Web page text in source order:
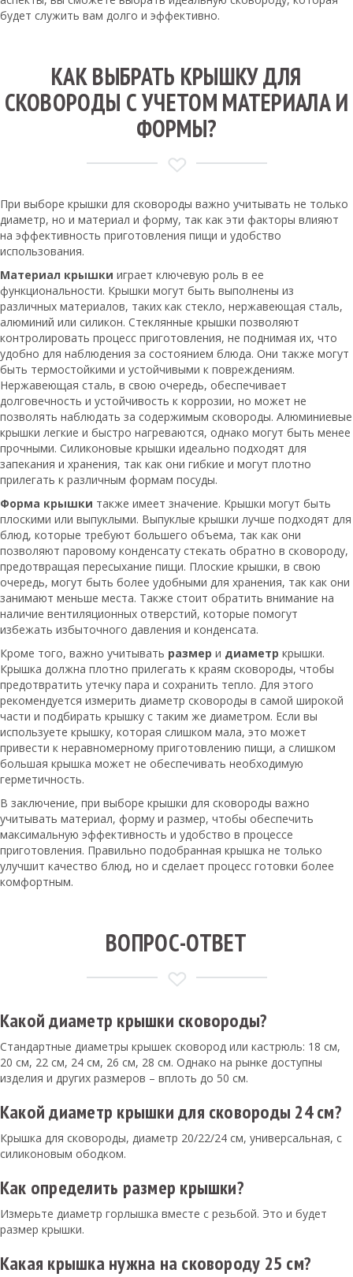
будет служить вам долго и эффективно.
КАК ВЫБРАТЬ КРЫШКУ ДЛЯ
СКОВОРОДЫ С УЧЕТОМ МАТЕРИАЛА И
ФОРМЫ?
При выборе крышки для сковороды важно учитывать не только
диаметр, но и материал и форму, так как эти факторы влияют
на эффективность приготовления пищи и удобство
использования.
Материал крышки играет ключевую роль в ее
функциональности. Крышки могут быть выполнены из
различных материалов, таких как стекло, нержавеющая сталь,
алюминий или силикон. Стеклянные крышки позволяют
контролировать процесс приготовления, не поднимая их, что
удобно для наблюдения за состоянием блюда. Они также могут
быть термостойкими и устойчивыми к повреждениям.
Нержавеющая сталь, в свою очередь, обеспечивает
долговечность и устойчивость к коррозии, но может не
позволять наблюдать за содержимым сковороды. Алюминиевые
крышки легкие и быстро нагреваются, однако могут быть менее
прочными. Силиконовые крышки идеально подходят для
запекания и хранения, так как они гибкие и могут плотно
прилегать к различным формам посуды.
Форма крышки также имеет значение. Крышки могут быть
плоскими или выпуклыми. Выпуклые крышки лучше подходят для
блюд, которые требуют большего объема, так как они
позволяют паровому конденсату стекать обратно в сковороду,
предотвращая пересыхание пищи. Плоские крышки, в свою
очередь, могут быть более удобными для хранения, так как они
занимают меньше места. Также стоит обратить внимание на
наличие вентиляционных отверстий, которые помогут
избежать избыточного давления и конденсата.
Кроме того, важно учитывать размер и диаметр крышки.
Крышка должна плотно прилегать к краям сковороды, чтобы
предотвратить утечку пара и сохранить тепло. Для этого
рекомендуется измерить диаметр сковороды в самой широкой
части и подбирать крышку с таким же диаметром. Если вы
используете крышку, которая слишком мала, это может
привести к неравномерному приготовлению пищи, а слишком
большая крышка может не обеспечивать необходимую
герметичность.
В заключение, при выборе крышки для сковороды важно
учитывать материал, форму и размер, чтобы обеспечить
максимальную эффективность и удобство в процессе
приготовления. Правильно подобранная крышка не только
улучшит качество блюд, но и сделает процесс готовки более
комфортным.
ВОПРОС-ОТВЕТ
Какой диаметр крышки сковороды?
Стандартные диаметры крышек сковород или кастрюль: 18 см,
20 см, 22 см, 24 см, 26 см, 28 см. Однако на рынке доступны
изделия и других размеров – вплоть до 50 см.
Какой диаметр крышки для сковороды 24 см?
Крышка для сковороды, диаметр 20/22/24 см, универсальная, с
силиконовым ободком.
Как определить размер крышки?
Измерьте диаметр горлышка вместе с резьбой. Это и будет
размер крышки.
Какая крышка нужна на сковороду 25 см?